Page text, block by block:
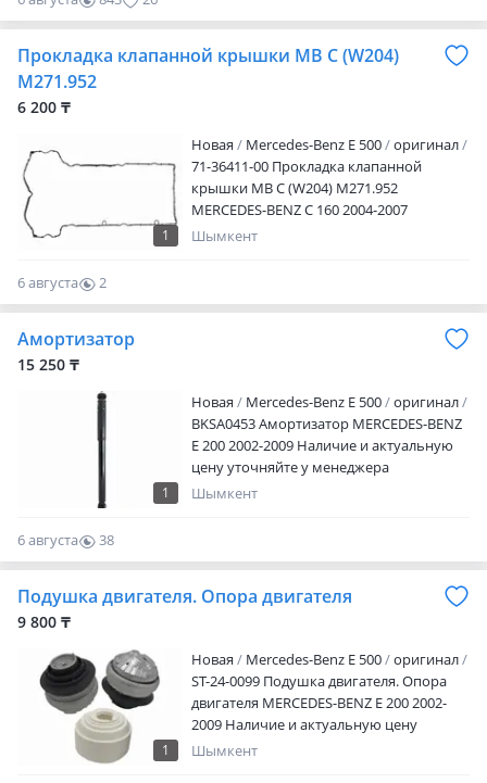
США, ОАЭ, Европы! Работаем с
УСЛУГИ СЕРВИСА Авторазбор "Aspara
один адрес). Режим работы: Каждый
день с 09: 00 до 18: 00 без выходных. С 13:
00 до 14: 00 обед
Прокладка клапанной крышки MB C (W204)
M271.952
6 200 ₸
1
Новая Mercedes-Benz E 500
оригинал
71-36411-00 Прокладка клапанной
крышки MB C (W204) M271.952
MERCEDES-BENZ C 160 2004-2007
Наличие и актуальную цену уточняйте у
Шымкент
6 августа
2
0
Амортизатор
15 250 ₸
1
Новая Mercedes-Benz E 500
оригинал
BKSA0453 Амортизатор MERCEDES-BENZ
E 200 2002-2009 Наличие и актуальную
цену уточняйте у менеджера
Шымкент
6 августа
38
0
Подушка двигателя. Опора двигателя
9 800 ₸
1
Новая Mercedes-Benz E 500
оригинал
ST-24-0099 Подушка двигателя. Опора
двигателя MERCEDES-BENZ E 200 2002-
2009 Наличие и актуальную цену
уточняйте у менеджера
Шымкент